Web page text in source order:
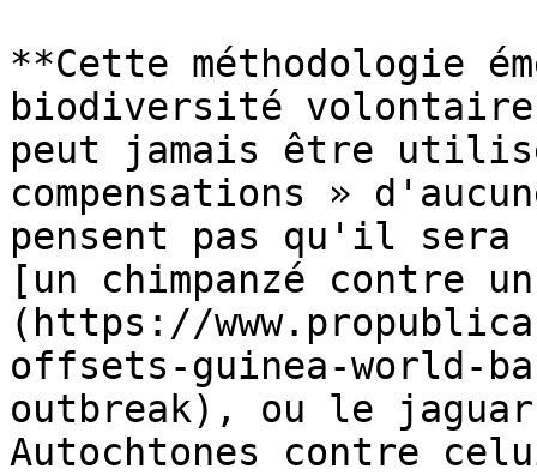
**Cette méthodologie
biodiversité
peut jamais être
compensations »
pensent pas qu'il sera
[un chimpanzé contre
(https://
offsets-guinea-world-
outbreak), ou le jaguar
Autochtones contre